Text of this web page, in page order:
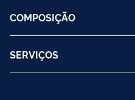
COMPOSIÇÃO
SERVIÇOS